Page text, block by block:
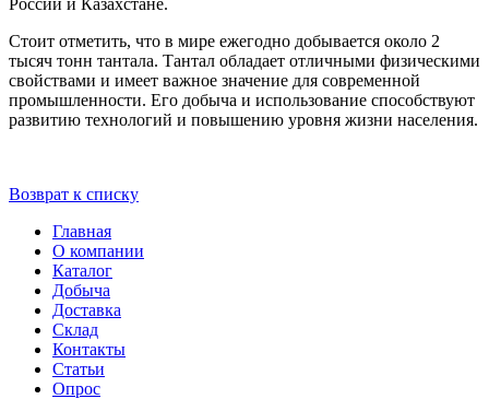
Стоит отметить, что в мире ежегодно добывается около 2
тысяч тонн тантала. Тантал обладает отличными физическими
свойствами и имеет важное значение для современной
промышленности. Его добыча и использование способствуют
развитию технологий и повышению уровня жизни населения.
Возврат к списку
Главная
О компании
Каталог
Добыча
Доставка
Склад
Контакты
Статьи
Опрос